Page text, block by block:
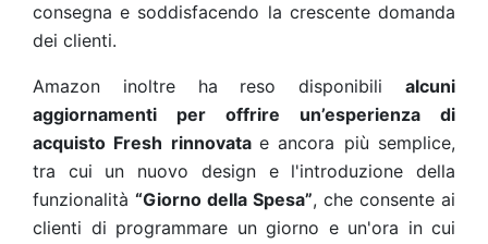
consegna e soddisfacendo la crescente domanda
dei clienti.
Amazon inoltre ha reso disponibili alcuni
aggiornamenti per offrire un’esperienza di
acquisto Fresh rinnovata e ancora più semplice,
tra cui un nuovo design e l'introduzione della
funzionalità “Giorno della Spesa”, che consente ai
clienti di programmare un giorno e un'ora in cui